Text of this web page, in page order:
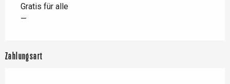
Gratis für alle
—
Zahlungsart